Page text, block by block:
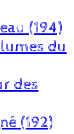
(194)
du
des
(192)